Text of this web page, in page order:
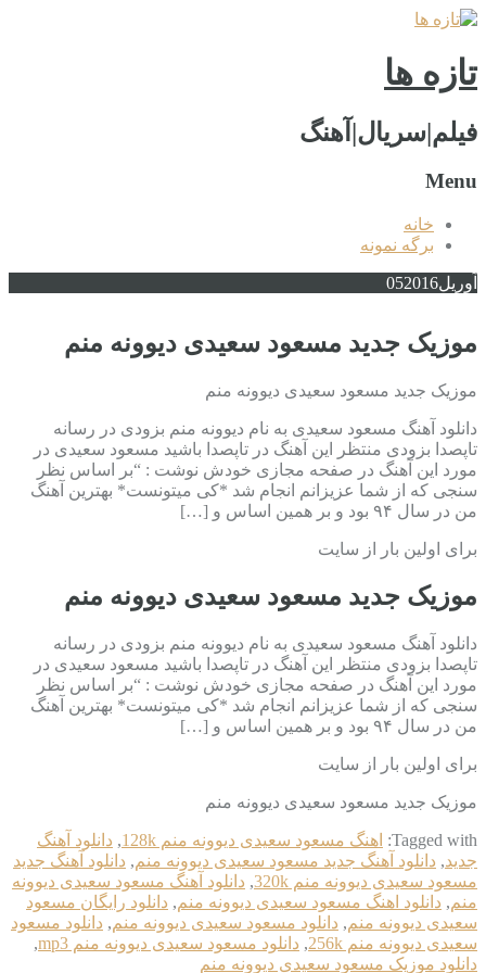
تازه ها
فیلم|سریال|آهنگ
Menu
خانه
برگه نمونه
آوریل 052016
موزیک جدید مسعود سعیدی دیوونه منم
موزیک جدید مسعود سعیدی دیوونه منم
دانلود آهنگ مسعود سعیدی به نام دیوونه منم بزودی در رسانه
تاپصدا بزودی منتظر این آهنگ در تاپصدا باشید مسعود سعیدی در
مورد این آهنگ در صفحه مجازی خودش نوشت : “بر اساس نظر
سنجی که از شما عزیزانم انجام شد *کی میتونست* بهترین آهنگ
من در سال ٩۴ بود و بر همین اساس و […]
برای اولین بار از سایت
موزیک جدید مسعود سعیدی دیوونه منم
دانلود آهنگ مسعود سعیدی به نام دیوونه منم بزودی در رسانه
تاپصدا بزودی منتظر این آهنگ در تاپصدا باشید مسعود سعیدی در
مورد این آهنگ در صفحه مجازی خودش نوشت : “بر اساس نظر
سنجی که از شما عزیزانم انجام شد *کی میتونست* بهترین آهنگ
من در سال ٩۴ بود و بر همین اساس و […]
برای اولین بار از سایت
موزیک جدید مسعود سعیدی دیوونه منم
Tagged with: اهنگ مسعود سعیدی دیوونه منم 128k , دانلود آهنگ
جدید, دانلود آهنگ جدید مسعود سعیدی دیوونه منم, دانلود آهنگ جدید
مسعود سعیدی دیوونه منم 320k
, دانلود آهنگ مسعود سعیدی دیوونه
منم, دانلود اهنگ مسعود سعیدی دیوونه منم, دانلود رایگان مسعود
سعیدی دیوونه منم, دانلود مسعود سعیدی دیوونه منم, دانلود مسعود
سعیدی دیوونه منم 256k
, دانلود مسعود سعیدی دیوونه منم mp3
,
دانلود موزیک مسعود سعیدی دیوونه منم